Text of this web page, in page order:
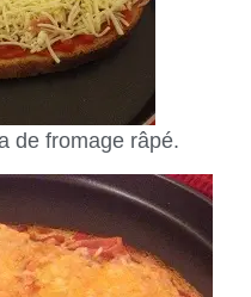
de fromage râpé.